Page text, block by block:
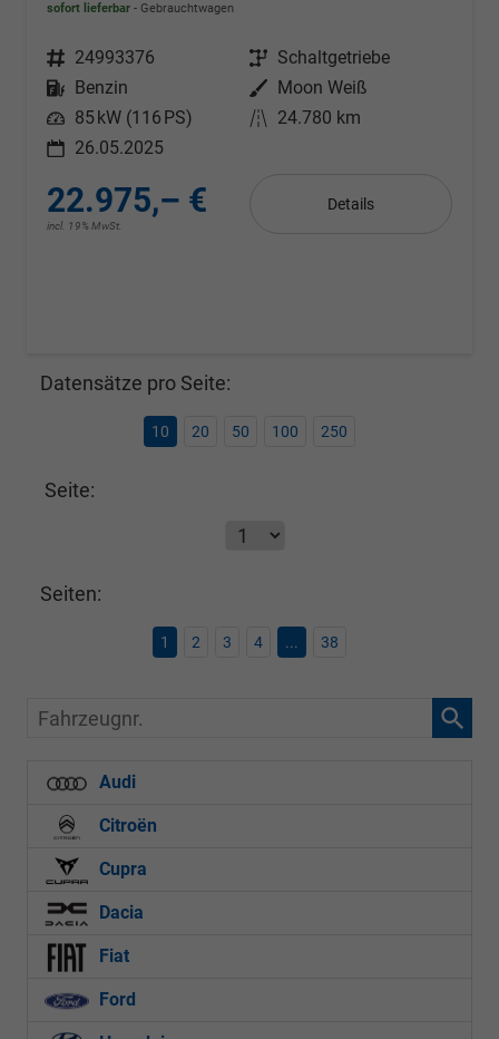
sofort lieferbar Gebrauchtwagen
Fahrzeugnr. 24993376 Getriebe Schaltgetriebe
Kraftstoff
Benzin Außenfarbe
Moon Weiß
Leistung 85 kW (116 PS) Kilometerstand 24.780 km
26.05.2025
22.975,– €
incl. 19% MwSt.
Details
Datensätze pro Seite:
10 20 50 100 250
Seite:
Seiten:
1 2 3 4 ... 38
Fahrzeugnr.
Audi
Citroën
Cupra
Dacia
Fiat
Ford